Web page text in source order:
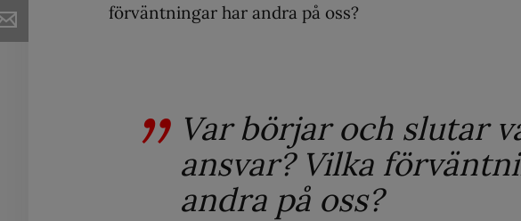
förväntningar har andra på oss?
Var börjar och slutar
ansvar? Vilka
andra på oss?